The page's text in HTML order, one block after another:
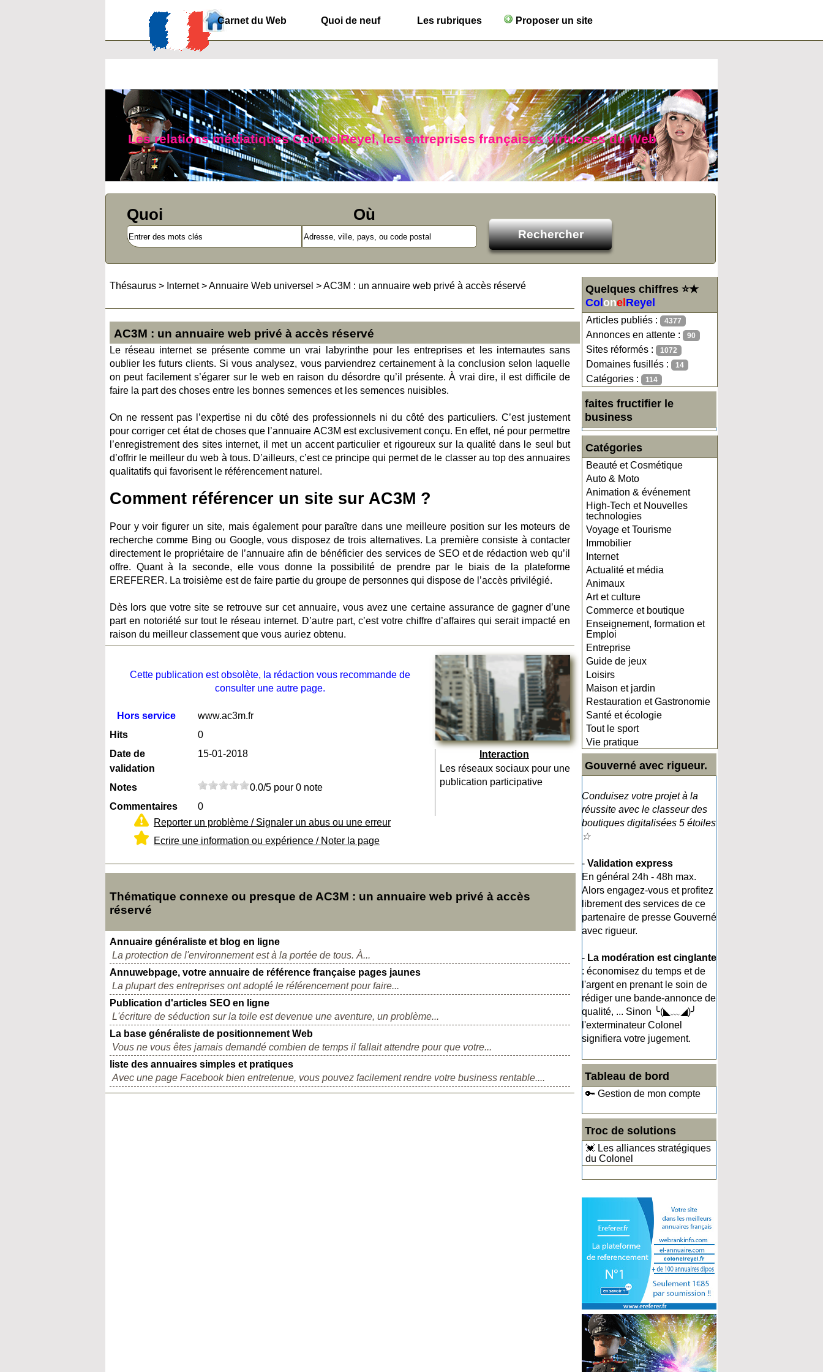
Carnet du Web Quoi de neuf Les rubriques Proposer un site
Les relations médiatiques ColonelReyel, les entreprises françaises virtuoses du Web
Quoi Où
Quelques chiffres ⭐★
Col onel Reyel
Articles publiés : 4377
Annonces en attente : 90
Sites réformés : 1072
Domaines fusillés : 14
Catégories : 114
faites fructifier le
business
Catégories
Beauté et Cosmétique
Auto & Moto
Animation & événement
High-Tech et Nouvelles
technologies
Voyage et Tourisme
Immobilier
Internet
Actualité et média
Animaux
Art et culture
Commerce et boutique
Enseignement, formation et
Emploi
Entreprise
Guide de jeux
Loisirs
Maison et jardin
Restauration et Gastronomie
Santé et écologie
Tout le sport
Vie pratique
Gouverné avec rigueur.
Conduisez votre projet à la
réussite avec le classeur des
boutiques digitalisées 5 étoiles
☆
- Validation express
En général 24h - 48h max.
Alors engagez-vous et profitez
librement des services de ce
partenaire de presse Gouverné
avec rigueur.
- La modération est cinglante
: économisez du temps et de
l'argent en prenant le soin de
rédiger une bande-annonce de
qualité, ... Sinon ╰(◣﹏◢)╯
l'exterminateur Colonel
signifiera votre jugement.
Tableau de bord
🔑 Gestion de mon compte
Troc de solutions
💓 Les alliances stratégiques
du Colonel
Thésaurus > Internet>Annuaire Web universel >AC3M : un annuaire web privé à accès réservé
AC3M : un annuaire web privé à accès réservé
Le réseau internet se présente comme un vrai labyrinthe pour les entreprises et les internautes sans
oublier les futurs clients. Si vous analysez, vous parviendrez certainement à la conclusion selon laquelle
on peut facilement s’égarer sur le web en raison du désordre qu’il présente. À vrai dire, il est difficile de
faire la part des choses entre les bonnes semences et les semences nuisibles.
On ne ressent pas l’expertise ni du côté des professionnels ni du côté des particuliers. C’est justement
pour corriger cet état de choses que l’annuaire AC3M est exclusivement conçu. En effet, né pour permettre
l’enregistrement des sites internet, il met un accent particulier et rigoureux sur la qualité dans le seul but
d’offrir le meilleur du web à tous. D’ailleurs, c’est ce principe qui permet de le classer au top des annuaires
qualitatifs qui favorisent le référencement naturel.
Comment référencer un site sur AC3M ?
Pour y voir figurer un site, mais également pour paraître dans une meilleure position sur les moteurs de
recherche comme Bing ou Google, vous disposez de trois alternatives. La première consiste à contacter
directement le propriétaire de l’annuaire afin de bénéficier des services de SEO et de rédaction web qu’il
offre. Quant à la seconde, elle vous donne la possibilité de prendre par le biais de la plateforme
EREFERER. La troisième est de faire partie du groupe de personnes qui dispose de l’accès privilégié.
Dès lors que votre site se retrouve sur cet annuaire, vous avez une certaine assurance de gagner d’une
part en notoriété sur tout le réseau internet. D’autre part, c’est votre chiffre d’affaires qui serait impacté en
raison du meilleur classement que vous auriez obtenu.
Cette publication est obsolète, la rédaction vous recommande de
consulter une autre page.
Hors service
www.ac3m.fr
Hits
0
Date de
validation
15-01-2018
Notes
0.0/5 pour 0 note
Commentaires
0
Reporter un problème / Signaler un abus ou une erreur
Ecrire une information ou expérience / Noter la page
Interaction
Les réseaux sociaux pour une
publication participative
Thématique connexe ou presque de AC3M : un annuaire web privé à accès
réservé
Annuaire généraliste et blog en ligne
La protection de l'environnement est à la portée de tous. À...
Annuwebpage, votre annuaire de référence française pages jaunes
La plupart des entreprises ont adopté le référencement pour faire...
Publication d'articles SEO en ligne
L'écriture de séduction sur la toile est devenue une aventure, un problème...
La base généraliste de positionnement Web
Vous ne vous êtes jamais demandé combien de temps il fallait attendre pour que votre...
liste des annuaires simples et pratiques
Avec une page Facebook bien entretenue, vous pouvez facilement rendre votre business rentable....